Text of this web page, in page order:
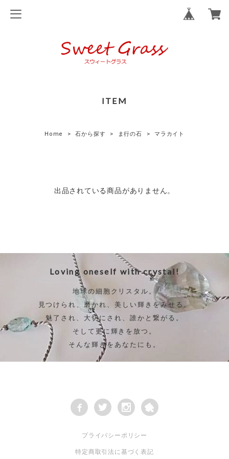
ITEM
Home 石から探す ま行の石 マラカイト
出品されている商品がありません。
Loving oneself with crystal!
地球の細胞クリスタル。
見つけられ、磨かれ、美しい輝きをみせる。
魅了され、大切にされ、誰かと繋がる。
そして更に輝きを放つ。
そんな輝きをあなたにも。
プライバシーポリシー
特定商取引法に基づく表記